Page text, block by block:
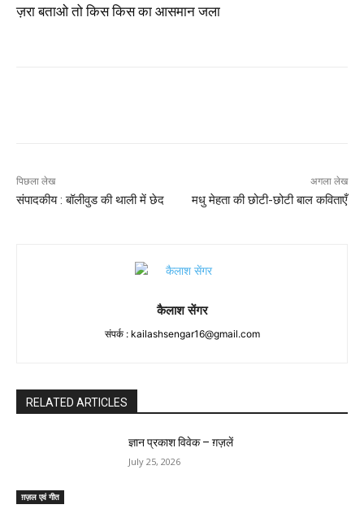
ज़रा बताओ तो किस किस का आसमान जला
पिछला लेख
संपादकीय : बॉलीवुड की थाली में छेद
अगला लेख
मधु मेहता की छोटी-छोटी बाल कविताएँ
कैलाश सेंगर
संपर्क : kailashsengar16@gmail.com
RELATED ARTICLES
ग़ज़ल एवं गीत
ज्ञान प्रकाश विवेक – ग़ज़लें
July 25, 2026